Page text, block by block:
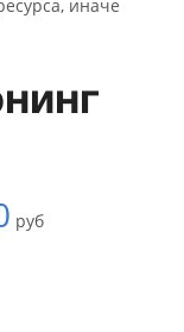
иначе
руб